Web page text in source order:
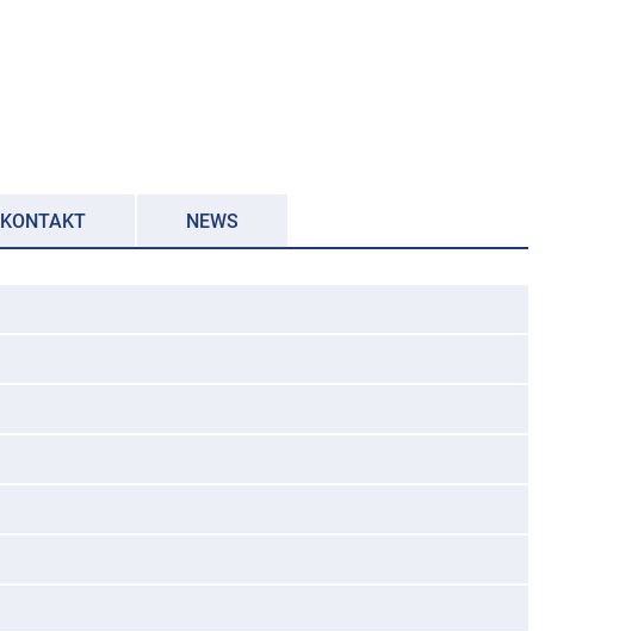
KONTAKT NEWS